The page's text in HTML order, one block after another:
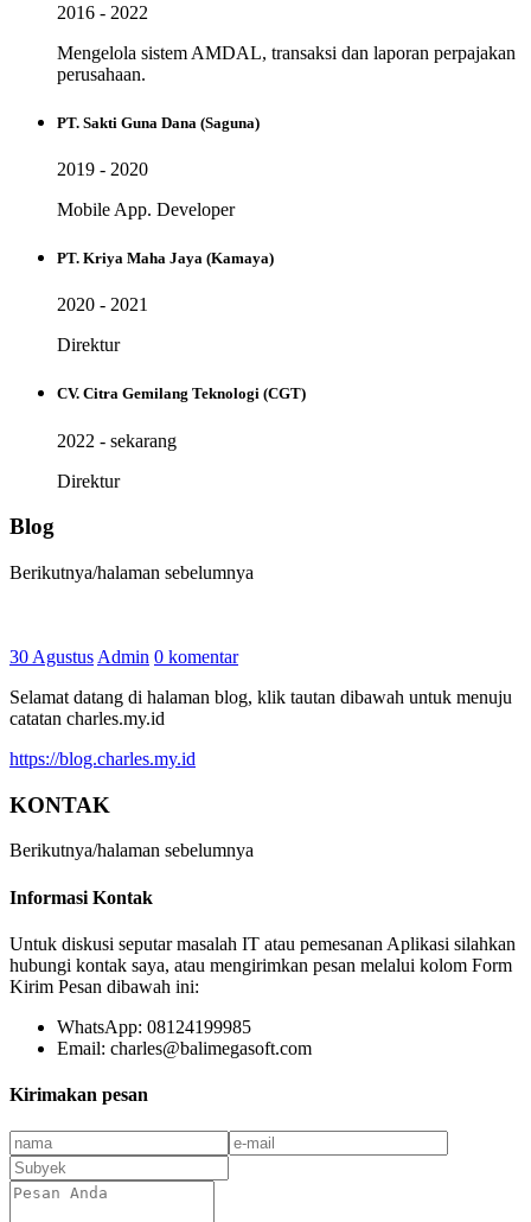
2016 - 2022
Mengelola sistem AMDAL, transaksi dan laporan perpajakan
perusahaan.
PT. Sakti Guna Dana (Saguna)
2019 - 2020
Mobile App. Developer
PT. Kriya Maha Jaya (Kamaya)
2020 - 2021
Direktur
CV. Citra Gemilang Teknologi (CGT)
2022 - sekarang
Direktur
Blog
Berikutnya/halaman sebelumnya
30 Agustus Admin 0 komentar
Selamat datang di halaman blog, klik tautan dibawah untuk menuju
catatan charles.my.id
https://blog.charles.my.id
KONTAK
Berikutnya/halaman sebelumnya
Informasi Kontak
Untuk diskusi seputar masalah IT atau pemesanan Aplikasi silahkan
hubungi kontak saya, atau mengirimkan pesan melalui kolom Form
Kirim Pesan dibawah ini:
WhatsApp: 08124199985
Email: charles@balimegasoft.com
Kirimakan pesan